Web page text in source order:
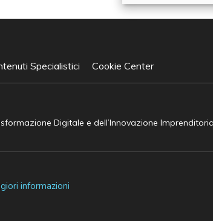
Specialistici Cookie Center
Digitale e dell’Innovazione
informazioni